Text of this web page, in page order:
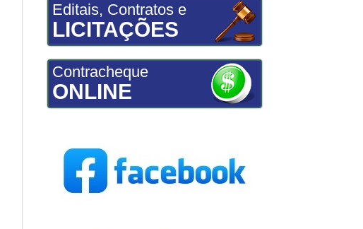
Editais, Contratos e
LICITAÇÕES
Contracheque
ONLINE